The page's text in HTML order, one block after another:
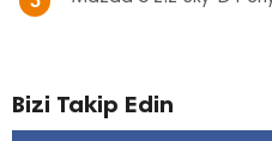
Bizi Takip Edin